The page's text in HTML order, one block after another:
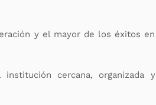
y el mayor de los éxitos en
cercana, organizada y